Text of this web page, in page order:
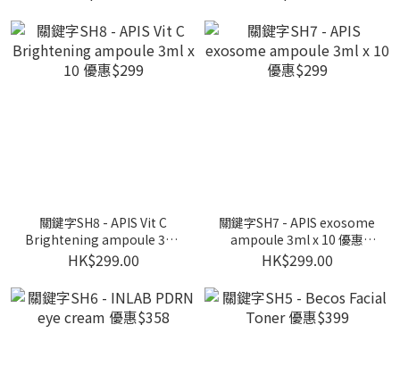
mask x 1 優惠$178
關鍵字SH8 - APIS Vit C
Brightening ampoule 3ml
x 10 優惠$299
HK$299.00
關鍵字SH7 - APIS exosome
ampoule 3ml x 10 優惠
$299
HK$299.00